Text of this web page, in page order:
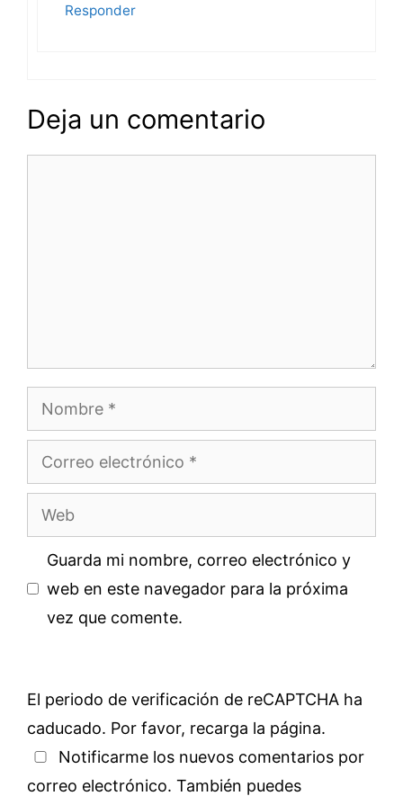
Responder
Deja un comentario
Nombre
Correo
electrónico
Web
Guarda mi nombre, correo electrónico y
web en este navegador para la próxima
vez que comente.
El periodo de verificación de reCAPTCHA ha
caducado. Por favor, recarga la página.
Notificarme los nuevos comentarios por
correo electrónico. También puedes